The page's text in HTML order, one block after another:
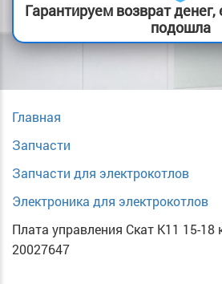
Гарантируем возврат денег,
подошла
Главная
Запчасти
Запчасти для электрокотлов
Электроника для электрокотлов
Плата управления Скат К11 15-18
20027647